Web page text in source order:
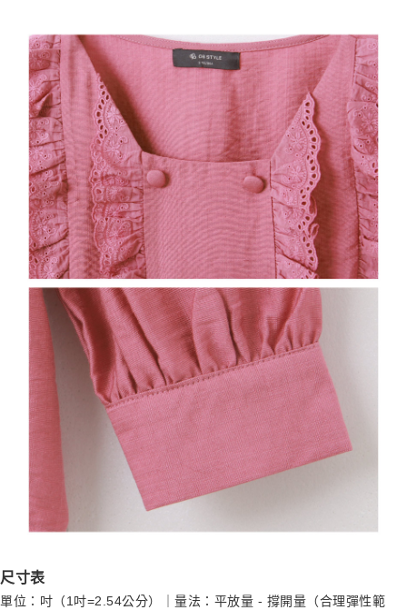
尺寸表
單位：吋（1吋=2.54公分）｜量法：平放量 - 撐開量（合理彈性範